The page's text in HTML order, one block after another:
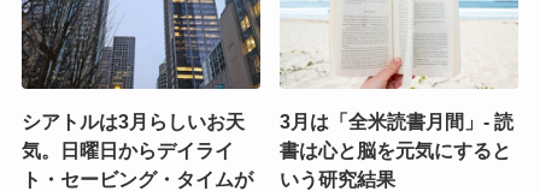
シアトルは3月らしいお天
気。日曜日からデイライ
ト・セービング・タイムが
3月は「全米読書月間」- 読
書は心と脳を元気にすると
いう研究結果